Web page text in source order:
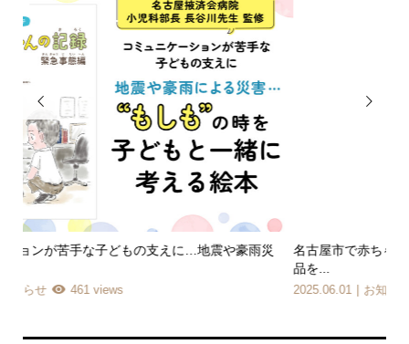

名古屋市で赤ちゃんを育てるパパママへ 5万円分、欲しい商
2025.06.01 お知らせ
